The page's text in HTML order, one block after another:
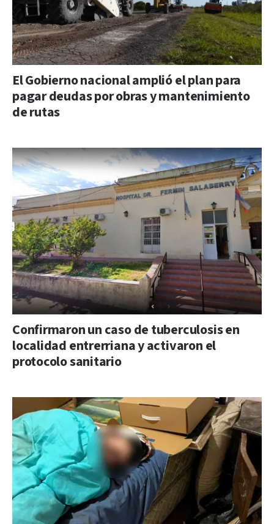
El Gobierno nacional amplió el plan para
pagar deudas por obras y mantenimiento
de rutas
Confirmaron un caso de tuberculosis en
localidad entrerriana y activaron el
protocolo sanitario